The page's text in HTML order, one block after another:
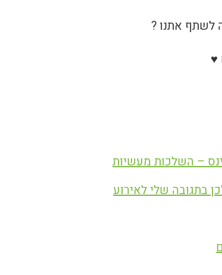
לשתף אתנו ?
♥
בתגובה שלי לאירוע